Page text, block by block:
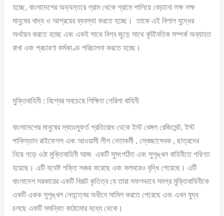
হচ্ছে, বাংলাদেশের অভ্যন্তরে গ্রাম থেকে গ্রামে পালিয়ে বেড়ানো লক্ষ লক্ষ
মানুষের খাদ্য ও আশ্রয়ের ব্যবস্থা করতে হচ্ছে। তাকে এই বিশাল যুদ্ধের
অর্থায়ন করতে হচ্ছে এবং একই সাথে বিশ্ব জুড়ে সাথে কূটনৈতিক সম্পর্ক অব্যাহত
রাখা এবং প্রচারণা কর্মকাণ্ড পরিচালনা করতে হচ্ছে।
মুক্তিবাহিনী : বিশ্বের সবচেয়ে শিক্ষিত গেরিলা বাহিনী
বাংলাদেশের মানুষের স্বতঃস্ফূর্ত প্রতিরোধ থেকে ইস্ট বেঙ্গল রেজিমেন্ট, ইস্ট
পাকিস্তান রাইফেলস এবং আওয়ামী লীগ নেতাকর্মী , স্বেচ্ছাসেবক , ছাত্রদের
নিয়ে গড়ে ওঠা মুক্তিবাহিনী আজ একটি সুসংগঠিত এবং সুশৃঙ্খল বাহিনীতে পরিণত
হয়েছে। এটি যথেষ্ট শক্তি সঞ্চয় করেছে এবং কলবরেও বৃদ্ধি পেয়েছে। এটি
বাংলাদেশ সরকারের একটি বিরাট কৃতিত্ব যে তারা সফলভাবে সমগ্র মুক্তিবাহিনীকে
একটি একক সুশৃঙ্খল নেতৃত্বের অধীনে সামিল করতে পেরেছে এবং এখন যুদ্ধ
চলছে একটি সমন্বিত কাঠামোর মধ্যে থেকে।